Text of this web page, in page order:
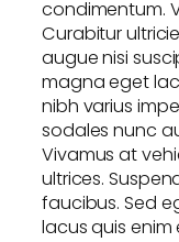
condimentum.
Curabitur
augue nisi
magna eget
nibh varius
sodales nunc
Vivamus at
ultrices.
faucibus. Sed
lacus quis